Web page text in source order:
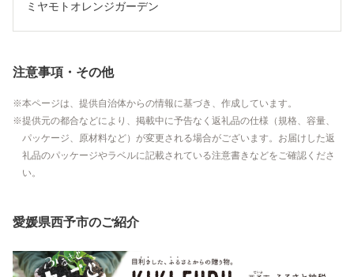
ミヤモトオレンジガーデン
注意事項・その他
本ページは、提供自治体からの情報に基づき、作成しています。
提供元の都合などにより、掲載中に予告なく返礼品の仕様（規格、容量、
パッケージ、原材料など）が変更される場合がございます。お届けした返
礼品のパッケージやラベルに記載されている注意書きなどをご確認くださ
い。
愛媛県西予市のご紹介